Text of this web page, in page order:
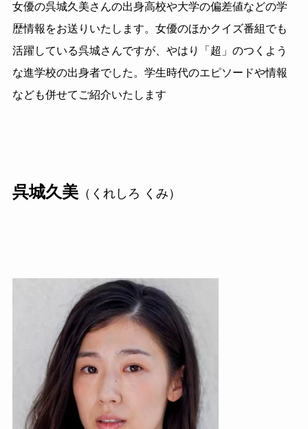
女優の呉城久美さんの出身高校や大学の偏差値などの学
歴情報をお送りいたします。女優のほかクイズ番組でも
活躍している呉城さんですが、やはり「超」のつくよう
な進学校の出身者でした。学生時代のエピソードや情報
なども併せてご紹介いたします
呉城久美（くれしろ くみ）